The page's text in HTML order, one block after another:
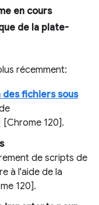
en cours
de la plate-
récemment:
des fichiers sous
[Chrome 120].
de scripts de
à l'aide de la
120].